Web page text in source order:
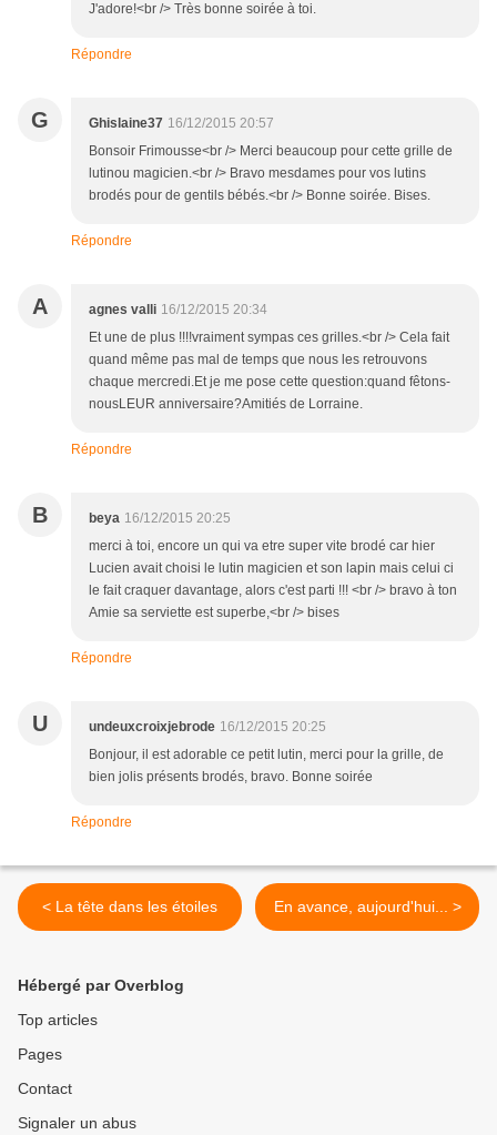
J'adore!<br /> Très bonne soirée à toi.
Répondre
G Ghislaine37 16/12/2015 20:57
Bonsoir Frimousse<br /> Merci beaucoup pour cette grille de
lutinou magicien.<br /> Bravo mesdames pour vos lutins
brodés pour de gentils bébés.<br /> Bonne soirée. Bises.
Répondre
A agnes valli 16/12/2015 20:34
Et une de plus !!!!vraiment sympas ces grilles.<br /> Cela fait
quand même pas mal de temps que nous les retrouvons
chaque mercredi.Et je me pose cette question:quand fêtons-
nousLEUR anniversaire?Amitiés de Lorraine.
Répondre
B beya 16/12/2015 20:25
merci à toi, encore un qui va etre super vite brodé car hier
Lucien avait choisi le lutin magicien et son lapin mais celui ci
le fait craquer davantage, alors c'est parti !!! <br /> bravo à ton
Amie sa serviette est superbe,<br /> bises
Répondre
U undeuxcroixjebrode 16/12/2015 20:25
Bonjour, il est adorable ce petit lutin, merci pour la grille, de
bien jolis présents brodés, bravo. Bonne soirée
Répondre
< La tête dans les étoiles En avance, aujourd'hui... >
Hébergé par Overblog
Top articles
Pages
Contact
Signaler un abus